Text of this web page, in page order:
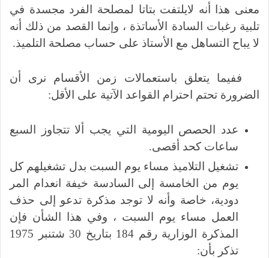
معنى هذا أنه لايلتفت بتاتا لمصلحة الفرد مجسدة في
تلبية رغبات السادة الأساتذة ، وإنما القصد من ذلك أنه
لا يباح التساهل مع الأستاذ على حساب مصلحة التلميذ.
ففيما يتعلق باستعمالات زمن الأقسام نرى أن
الضرورة تحتم احترام القواعد الآتية على الأقل:
عدد الحصص اليومية التي يجب ألا تتجاوز السبع
ساعات كحد أقصى.
تشغيل التلاميذ مساء يوم السبت بدل تشغيلهم كل
يوم من الخامسة إلى السادسة خيفة انعدام المر
دودية، خاصة وأنه لا توجد مذكرة تدعو إلى حذف
العمل مساء يوم السبت ، وفي هذا الشأن فإن
المذكرة الوزارية رقم 184 بتاريخ 30 شتنبر 1975
تذكر بأن: